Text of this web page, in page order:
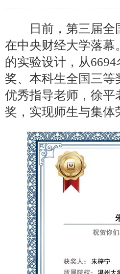
日前，第三届全国
在中央财经大学落
的实验设计，从
奖、本科生全国三
优秀指导老师，徐
奖，实现师生与集体